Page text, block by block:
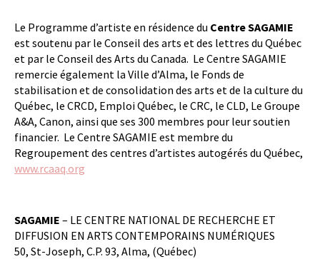
Le Programme d’artiste en résidence du Centre SAGAMIE
est soutenu par le Conseil des arts et des lettres du Québec
et par le Conseil des Arts du Canada. Le Centre SAGAMIE
remercie également la Ville d’Alma, le Fonds de
stabilisation et de consolidation des arts et de la culture du
Québec, le CRCD, Emploi Québec, le CRC, le CLD, Le Groupe
A&A, Canon, ainsi que ses 300 membres pour leur soutien
financier. Le Centre SAGAMIE est membre du
Regroupement des centres d’artistes autogérés du Québec,
www.rcaaq.org
SAGAMIE – LE CENTRE NATIONAL DE RECHERCHE ET
DIFFUSION EN ARTS CONTEMPORAINS NUMÉRIQUES
50, St-Joseph, C.P. 93, Alma, (Québec)